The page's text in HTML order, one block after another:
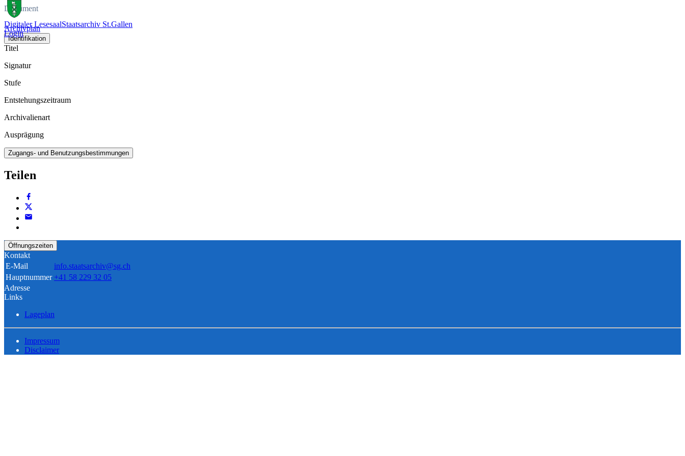
Digitaler LesesaalStaatsarchiv St.Gallen
Login
Dokument
Archivplan
Identifikation
Titel
Signatur
Stufe
Entstehungszeitraum
Archivalienart
Ausprägung
Zugangs- und Benutzungsbestimmungen
Teilen
Öffnungszeiten
Kontakt
E-Mail
info.staatsarchiv@sg.ch
Hauptnummer +41 58 229 32 05
Adresse
Links
Lageplan
Impressum
Disclaimer